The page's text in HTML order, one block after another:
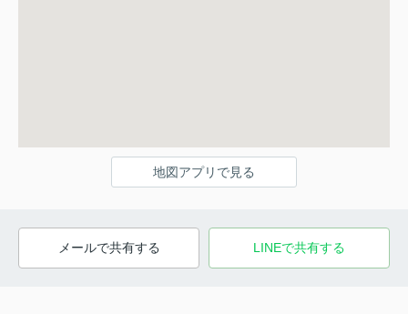
地図アプリで見る
メールで共有する LINEで共有する